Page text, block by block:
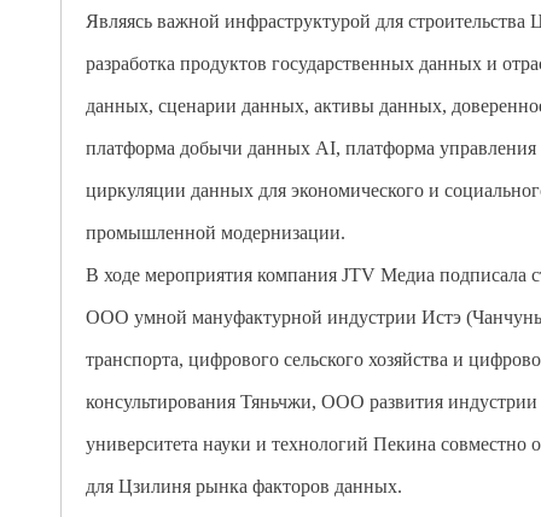
Являясь важной инфраструктурой для
разработка продуктов государственных данных и
данных, сценарии данных, активы данных,
платформа добычи данных AI, платформа
циркуляции данных для экономического и
промышленной модернизации.
В ходе мероприятия компания JTV Медиа
ООО умной мануфактурной индустрии Истэ
транспорта, цифрового сельского хозяйства и
консультирования Тяньчжи, ООО развития
университета науки и технологий Пекина
для Цзилиня рынка факторов данных.